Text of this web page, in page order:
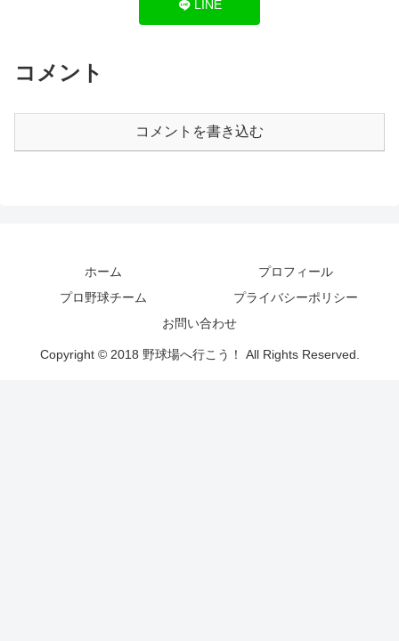
LINE
コメント
コメントを書き込む
ホーム
プロフィール
プロ野球チーム
プライバシーポリシー
お問い合わせ
Copyright © 2018 野球場へ行こう！ All Rights Reserved.